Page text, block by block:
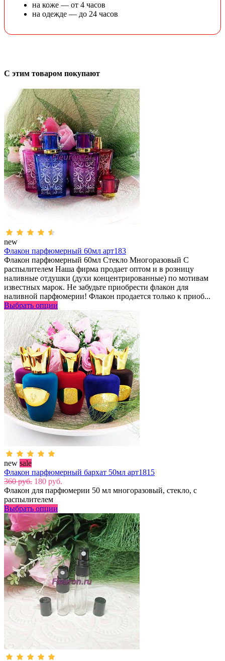
на коже — от 4 часов
на одежде — до 24 часов
С этим товаром покупают
new
Флакон парфюмерный 60мл арт183
Флакон парфюмерный 60мл Стекло Многоразовый С
распылителем Наша фирма продает оптом и в розницу
наливные отдушки (духи концентрированные) по мотивам
известных марок. Не забудьте приобрести флакон для
наливной парфюмерии! Флакон продается только к приоб...
Выбрать опции
new sale
Флакон парфюмерный бархат 50мл арт1815
360 руб. 180 руб.
Флакон для парфюмерии 50 мл многоразовый, стекло, с
распылителем
Выбрать опции